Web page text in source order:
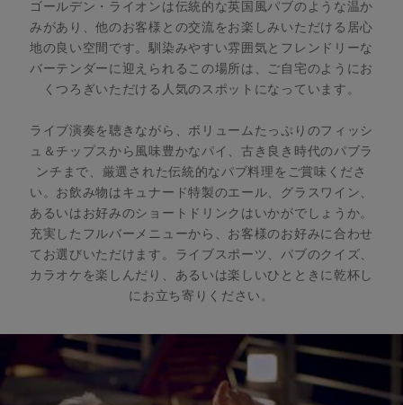
ゴールデン・ライオンは伝統的な英国風パブのような温か
みがあり、他のお客様との交流をお楽しみいただける居心
地の良い空間です。馴染みやすい雰囲気とフレンドリーな
バーテンダーに迎えられるこの場所は、ご自宅のようにお
くつろぎいただける人気のスポットになっています。
ライブ演奏を聴きながら、ボリュームたっぷりのフィッシ
ュ＆チップスから風味豊かなパイ、古き良き時代のパブラ
ンチまで、厳選された伝統的なパブ料理をご賞味くださ
い。お飲み物はキュナード特製のエール、グラスワイン、
あるいはお好みのショートドリンクはいかがでしょうか。
充実したフルバーメニューから、お客様のお好みに合わせ
てお選びいただけます。ライブスポーツ、パブのクイズ、
カラオケを楽しんだり、あるいは楽しいひとときに乾杯し
にお立ち寄りください。